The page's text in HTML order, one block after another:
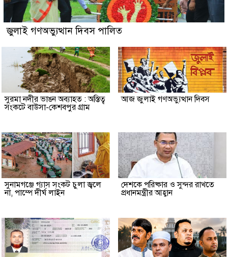
জুলাই গণঅভ্যুত্থান দিবস পালিত
সুরমা নদীর ভাঙন অব্যাহত : অস্তিত্ব
সংকটে বাউসা-কেশবপুর গ্রাম
আজ জুলাই গণঅভ্যুত্থান দিবস
সুনামগঞ্জে গ্যাস সংকট চুলা জ্বলে
না, পাম্পে দীর্ঘ লাইন
দেশকে পরিষ্কার ও সুন্দর রাখতে
প্রধানমন্ত্রীর আহ্বান